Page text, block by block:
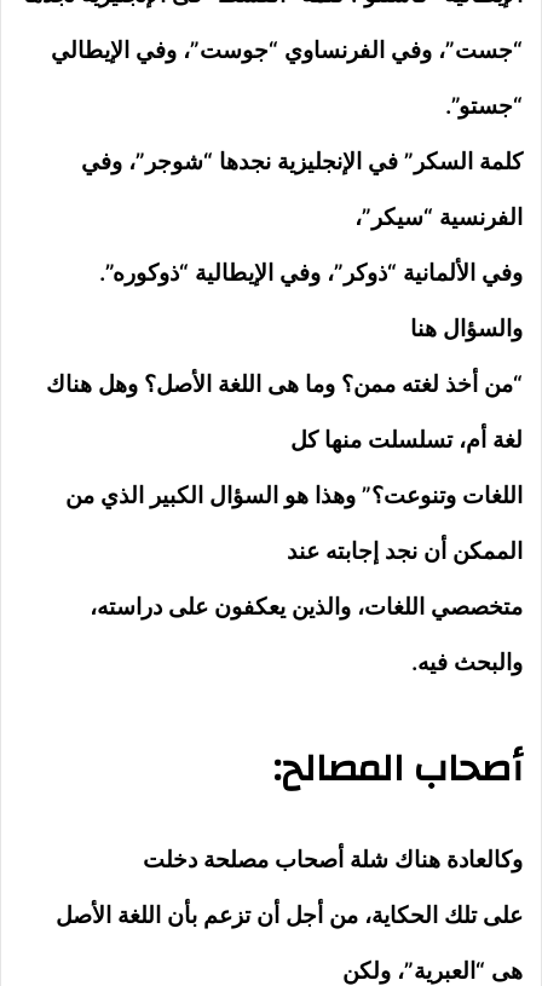
“جست”، وفي الفرنساوي “جوست”، وفي الإيطالي
“جستو”.
كلمة السكر” في الإنجليزية نجدها “شوجر”، وفي
الفرنسية “سيكر”،
وفي الألمانية “ذوكر”، وفي الإيطالية “ذوكوره”.
والسؤال هنا
“من أخذ لغته ممن؟ وما هى اللغة الأصل؟ وهل هناك
لغة أم، تسلسلت منها كل
اللغات وتنوعت؟” وهذا هو السؤال الكبير الذي من
الممكن أن نجد إجابته عند
متخصصي اللغات، والذين يعكفون على دراسته،
والبحث فيه.
أصحاب المصالح:
وكالعادة هناك شلة أصحاب مصلحة دخلت
على تلك الحكاية، من أجل أن تزعم بأن اللغة الأصل
هى “العبرية”، ولكن